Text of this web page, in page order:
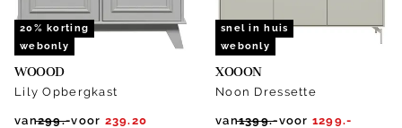
20% korting
webonly
WOOOD
Lily Opbergkast
van299.-voor 239.20
snel in huis
webonly
XOOON
Noon Dressette
van1399.-voor 1299.-